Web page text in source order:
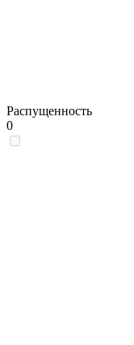
Распущенность
0